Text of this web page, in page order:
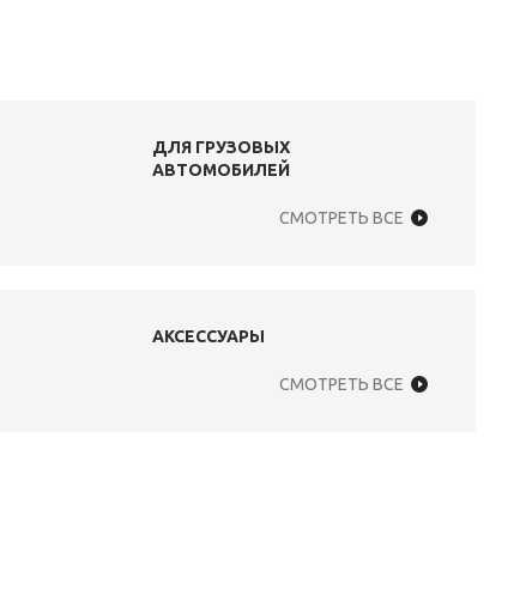
ДЛЯ ГРУЗОВЫХ
АВТОМОБИЛЕЙ
СМОТРЕТЬ ВСЕ
АКСЕССУАРЫ
СМОТРЕТЬ ВСЕ